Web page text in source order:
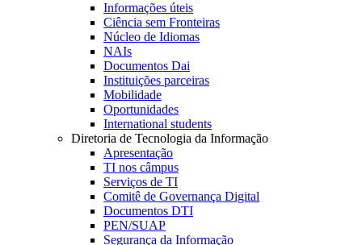
Informações úteis
Ciência sem Fronteiras
Núcleo de Idiomas
NAIs
Documentos Dai
Instituições parceiras
Mobilidade
Oportunidades
International students
Diretoria de Tecnologia da Informação
Apresentação
TI nos câmpus
Serviços de TI
Comitê de Governança Digital
Documentos DTI
PEN/SUAP
Segurança da Informação